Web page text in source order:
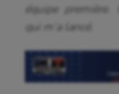
équipe première.
qui m’a lancé.